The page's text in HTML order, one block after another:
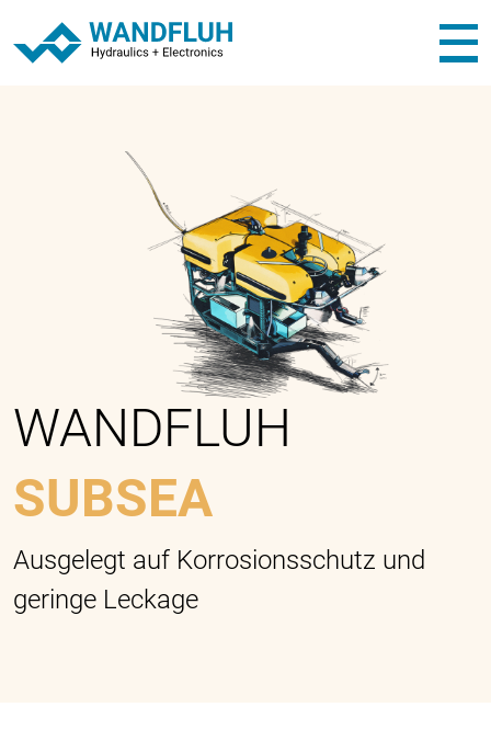
WANDFLUH
SUBSEA
Ausgelegt auf Korrosionsschutz und
geringe Leckage